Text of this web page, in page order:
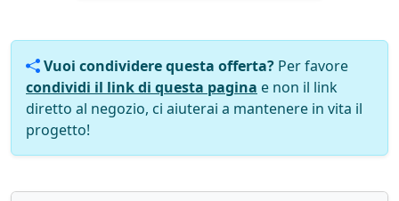
Vuoi condividere questa offerta? Per favore
condividi il link di questa pagina e non il link
diretto al negozio, ci aiuterai a mantenere in vita il
progetto!